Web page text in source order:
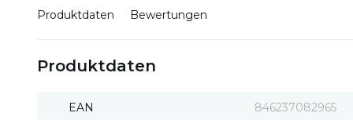
Produktdaten Bewertungen
Produktdaten
EAN 846237082965